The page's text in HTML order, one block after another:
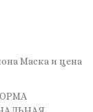
Маска и цена